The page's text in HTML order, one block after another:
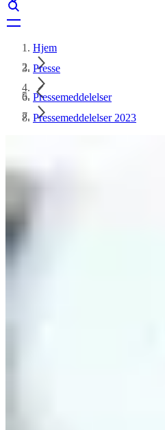
Hjem
Presse
Pressemeddelelser
Pressemeddelelser 2023